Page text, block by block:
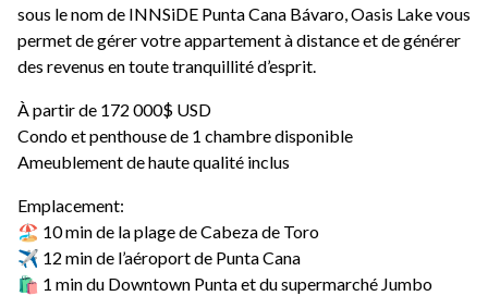
sous le nom de INNSiDE Punta Cana Bávaro, Oasis Lake vous
permet de gérer votre appartement à distance et de générer
des revenus en toute tranquillité d’esprit.
À partir de 172 000$ USD
Condo et penthouse de 1 chambre disponible
Ameublement de haute qualité inclus
Emplacement:
🏖️ 10 min de la plage de Cabeza de Toro
✈️ 12 min de l’aéroport de Punta Cana
🛍️ 1 min du Downtown Punta et du supermarché Jumbo